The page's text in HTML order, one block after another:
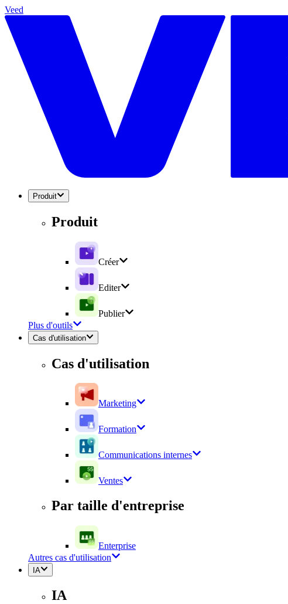
Veed
Produit
Produit
Créer
Editer
Publier
Plus d'outils
Cas d'utilisation
Cas d'utilisation
Marketing
Formation
Communications internes
Ventes
Par taille d'entreprise
Enterprise
Autres cas d'utilisation
IA
IA